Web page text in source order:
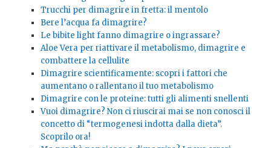
Trucchi per dimagrire in fretta: il mentolo
Bere l’acqua fa dimagrire?
Le bibite light fanno dimagrire o ingrassare?
Aloe Vera per riattivare il metabolismo, dimagrire e
combattere la cellulite
Dimagrire scientificamente: scopri i fattori che
aumentano o rallentano il tuo metabolismo
Dimagrire con le proteine: tutti gli alimenti snellenti
Vuoi dimagrire? Non ci riuscirai mai se non conosci il
concetto di “termogenesi indotta dalla dieta”.
Scoprilo ora!